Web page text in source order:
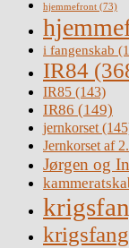
hjemmefront (73)
i fangenskab
IR84
IR85 (143)
IR86 (149)
jernkorset
Jernkorset af
Jørgen og